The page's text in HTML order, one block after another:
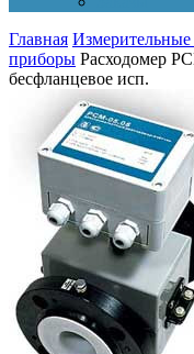
Главная
приборы Расходомер
бесфланцевое исп.